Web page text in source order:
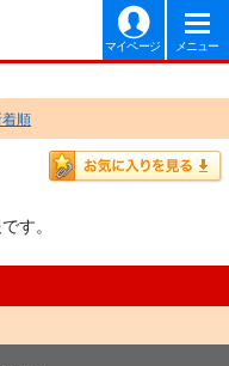
マイページ メニュー
順
す。